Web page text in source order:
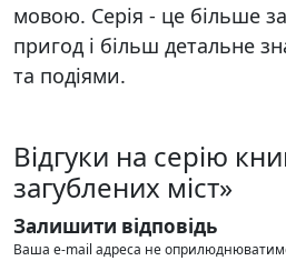
мовою. Серія - це більше
пригод і більш детальне
та подіями.
Відгуки на серію
загублених міст»
Залишити відповідь
Ваша e-mail адреса не